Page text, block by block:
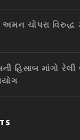
અમન ચોપરા
હિસાબ માંગો